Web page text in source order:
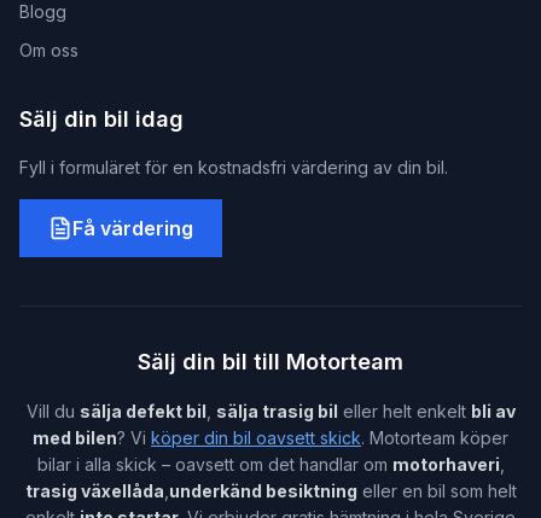
Blogg
Om oss
Sälj din bil idag
Fyll i formuläret för en kostnadsfri värdering av din bil.
Få värdering
Sälj din bil till Motorteam
Vill du sälja defekt bil sälja trasig bil eller helt enkelt bli av
med bilen? Vi köper din bil oavsett skick. Motorteam köper
bilar i alla skick – oavsett om det handlar om motorhaveri
trasig växellåda underkänd besiktning eller en bil som helt